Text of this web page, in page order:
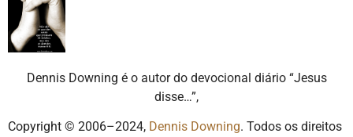
Dennis Downing é o autor do devocional diário “Jesus
disse…”,
Copyright © 2006–2024, Dennis Downing. Todos os direitos